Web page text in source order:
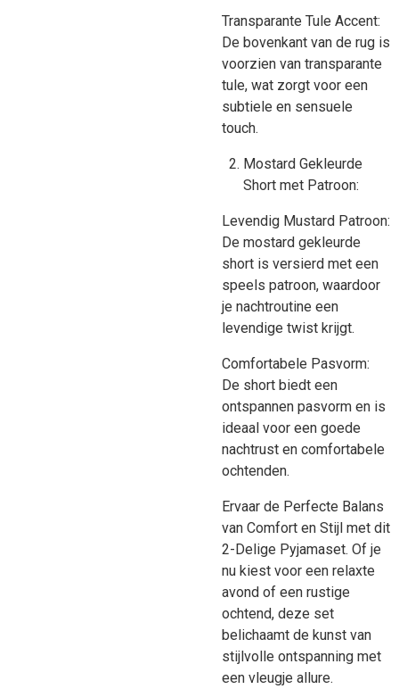
Transparante Tule Accent:
De bovenkant van de rug is
voorzien van transparante
tule, wat zorgt voor een
subtiele en sensuele
touch.
Mostard Gekleurde
Short met Patroon:
Levendig Mustard Patroon:
De mostard gekleurde
short is versierd met een
speels patroon, waardoor
je nachtroutine een
levendige twist krijgt.
Comfortabele Pasvorm:
De short biedt een
ontspannen pasvorm en is
ideaal voor een goede
nachtrust en comfortabele
ochtenden.
Ervaar de Perfecte Balans
van Comfort en Stijl met dit
2-Delige Pyjamaset. Of je
nu kiest voor een relaxte
avond of een rustige
ochtend, deze set
belichaamt de kunst van
stijlvolle ontspanning met
een vleugje allure.